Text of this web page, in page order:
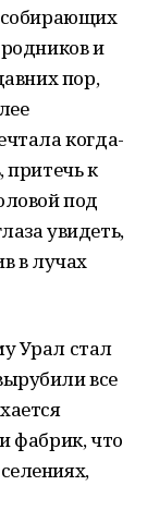
собирающих
и
пор,
когда-
притечь к
под
увидеть,
в лучах
Урал стал
все
фабрик, что